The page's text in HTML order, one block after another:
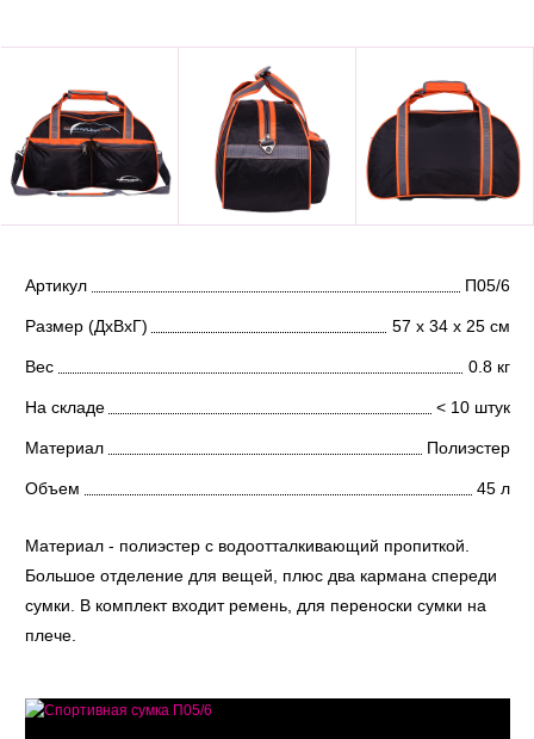
Артикул П05/6
Размер (ДхВхГ) 57 х 34 х 25 см
Вес 0.8 кг
На складе < 10 штук
Материал Полиэстер
Объем 45 л
Материал - полиэстер с водоотталкивающий пропиткой.
Большое отделение для вещей, плюс два кармана спереди
сумки. В комплект входит ремень, для переноски сумки на
плече.